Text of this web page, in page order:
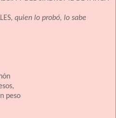
quien lo probó, lo sabe
peso